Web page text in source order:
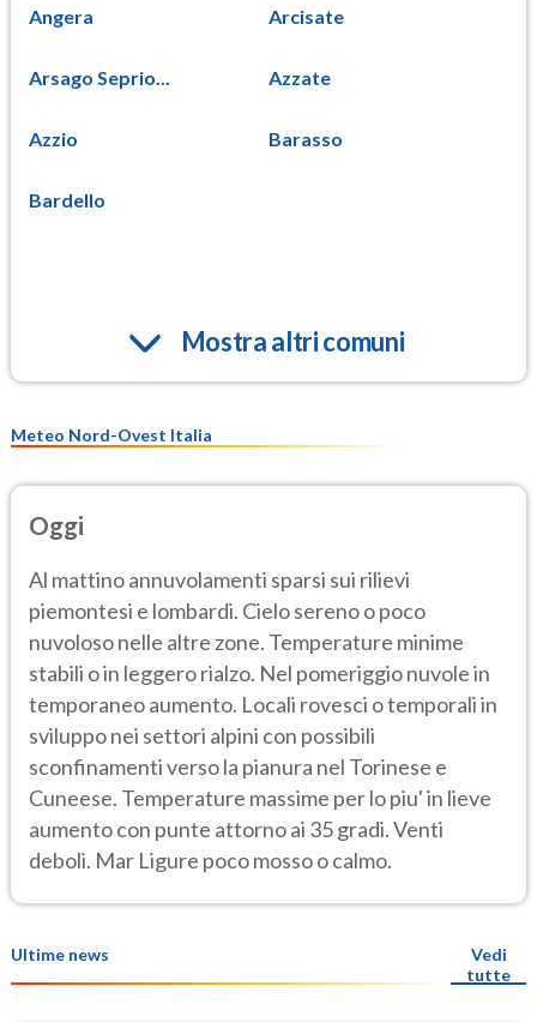
Angera Arcisate
Arsago Seprio... Azzate
Azzio Barasso
Bardello
Mostra altri comuni
Meteo Nord-Ovest Italia
Oggi
Al mattino annuvolamenti sparsi sui rilievi
piemontesi e lombardi. Cielo sereno o poco
nuvoloso nelle altre zone. Temperature minime
stabili o in leggero rialzo. Nel pomeriggio nuvole in
temporaneo aumento. Locali rovesci o temporali in
sviluppo nei settori alpini con possibili
sconfinamenti verso la pianura nel Torinese e
Cuneese. Temperature massime per lo piu' in lieve
aumento con punte attorno ai 35 gradi. Venti
deboli. Mar Ligure poco mosso o calmo.
Ultime news
Vedi
tutte